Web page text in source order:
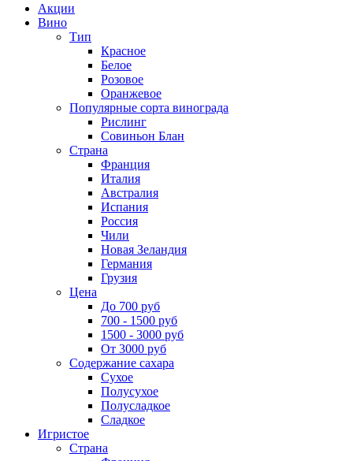
Акции
Вино
Тип
Красное
Белое
Розовое
Оранжевое
Популярные сорта винограда
Рислинг
Совиньон Блан
Страна
Франция
Италия
Австралия
Испания
Россия
Чили
Новая Зеландия
Германия
Грузия
Цена
До 700 руб
700 - 1500 руб
1500 - 3000 руб
От 3000 руб
Содержание сахара
Сухое
Полусухое
Полусладкое
Сладкое
Игристое
Страна